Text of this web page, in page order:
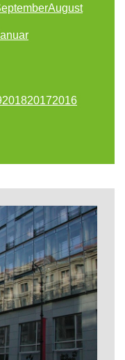
August
201820172016